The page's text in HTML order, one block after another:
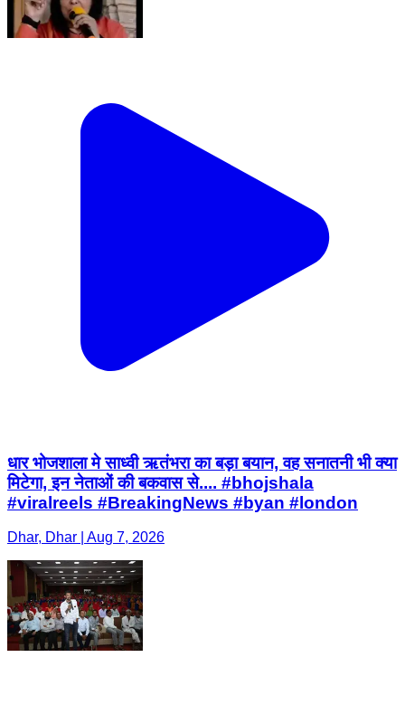
धार भोजशाला मे साध्वी ऋतंभरा का बड़ा बयान, वह सनातनी भी क्या
मिटेगा, इन नेताओं की बकवास से.... #bhojshala
#viralreels #BreakingNews #byan #london
Dhar, Dhar | Aug 7, 2026